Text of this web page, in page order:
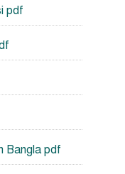
pdf
Bangla pdf